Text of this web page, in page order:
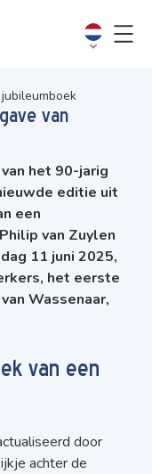
van
het 90-jarig
editie uit
een
van Zuylen
11 juni 2025,
het eerste
Wassenaar,
van een
door
achter de